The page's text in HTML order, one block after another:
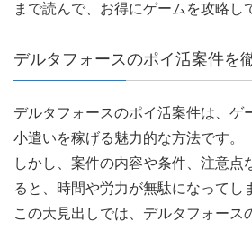
まで読んで、お得にゲームを攻略し
デルタフォースのポイ活案件を
デルタフォースのポイ活案件は、ゲ
小遣いを稼げる魅力的な方法です。
しかし、案件の内容や条件、注意点
ると、時間や労力が無駄になってし
この大見出しでは、デルタフォース